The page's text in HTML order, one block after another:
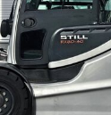
vorkheftruck
Ai Usck *
* Bouwhoogte:
bedrijfsuren:
zeer goede
niet